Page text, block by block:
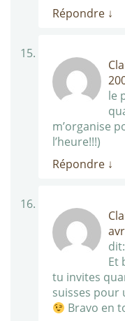
Répondre ↓
le
m’organise
l’heure!!!)
Répondre ↓
dit:
Et
tu invites
suisses pour
Bravo en